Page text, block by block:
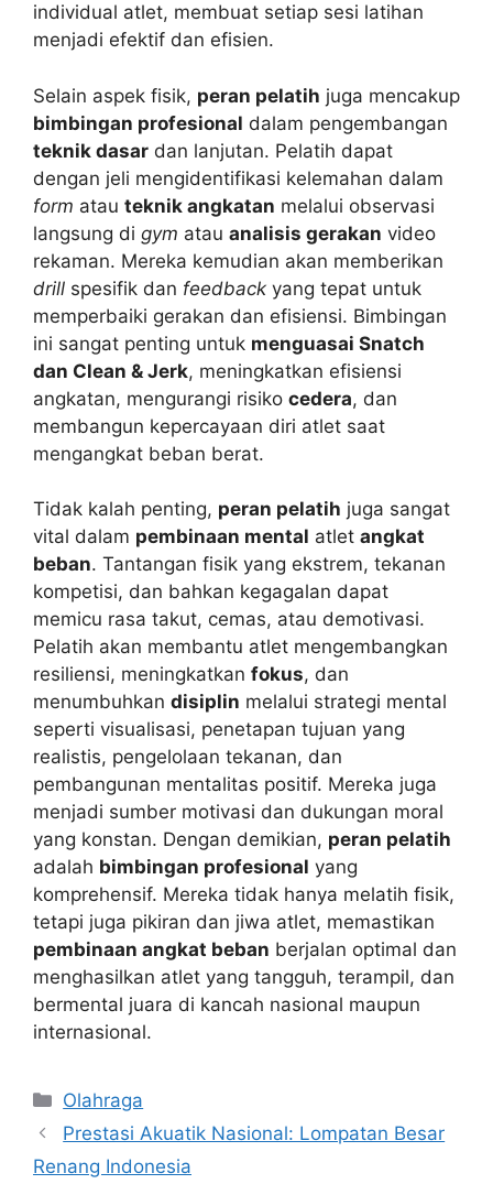
individual atlet, membuat setiap sesi latihan
menjadi efektif dan efisien.
Selain aspek fisik, peran pelatih juga mencakup
bimbingan profesional dalam pengembangan
teknik dasar dan lanjutan. Pelatih dapat
dengan jeli mengidentifikasi kelemahan dalam
form atau teknik angkatan melalui observasi
langsung di gym atau analisis gerakan video
rekaman. Mereka kemudian akan memberikan
drill spesifik dan feedback yang tepat untuk
memperbaiki gerakan dan efisiensi. Bimbingan
ini sangat penting untuk menguasai Snatch
dan Clean & Jerk, meningkatkan efisiensi
angkatan, mengurangi risiko cedera, dan
membangun kepercayaan diri atlet saat
mengangkat beban berat.
Tidak kalah penting, peran pelatih juga sangat
vital dalam pembinaan mental atlet angkat
beban. Tantangan fisik yang ekstrem, tekanan
kompetisi, dan bahkan kegagalan dapat
memicu rasa takut, cemas, atau demotivasi.
Pelatih akan membantu atlet mengembangkan
resiliensi, meningkatkan fokus, dan
menumbuhkan disiplin melalui strategi mental
seperti visualisasi, penetapan tujuan yang
realistis, pengelolaan tekanan, dan
pembangunan mentalitas positif. Mereka juga
menjadi sumber motivasi dan dukungan moral
yang konstan. Dengan demikian, peran pelatih
adalah bimbingan profesional yang
komprehensif. Mereka tidak hanya melatih fisik,
tetapi juga pikiran dan jiwa atlet, memastikan
pembinaan angkat beban berjalan optimal dan
menghasilkan atlet yang tangguh, terampil, dan
bermental juara di kancah nasional maupun
internasional.
Kategori
Olahraga
Prestasi Akuatik Nasional: Lompatan Besar
Renang Indonesia